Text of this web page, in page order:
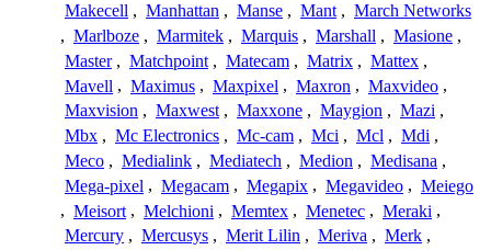
Makecell , Manhattan , Manse , Mant , March Networks
, Marlboze , Marmitek , Marquis , Marshall , Masione ,
Master , Matchpoint , Matecam , Matrix , Mattex ,
Mavell , Maximus , Maxpixel , Maxron , Maxvideo ,
Maxvision , Maxwest , Maxxone , Maygion , Mazi ,
Mbx , Mc Electronics , Mc-cam , Mci , Mcl , Mdi ,
Meco , Medialink , Mediatech , Medion , Medisana ,
Mega-pixel , Megacam , Megapix , Megavideo , Meiego
, Meisort , Melchioni , Memtex , Menetec , Meraki ,
Mercury , Mercusys , Merit Lilin , Meriva , Merk ,